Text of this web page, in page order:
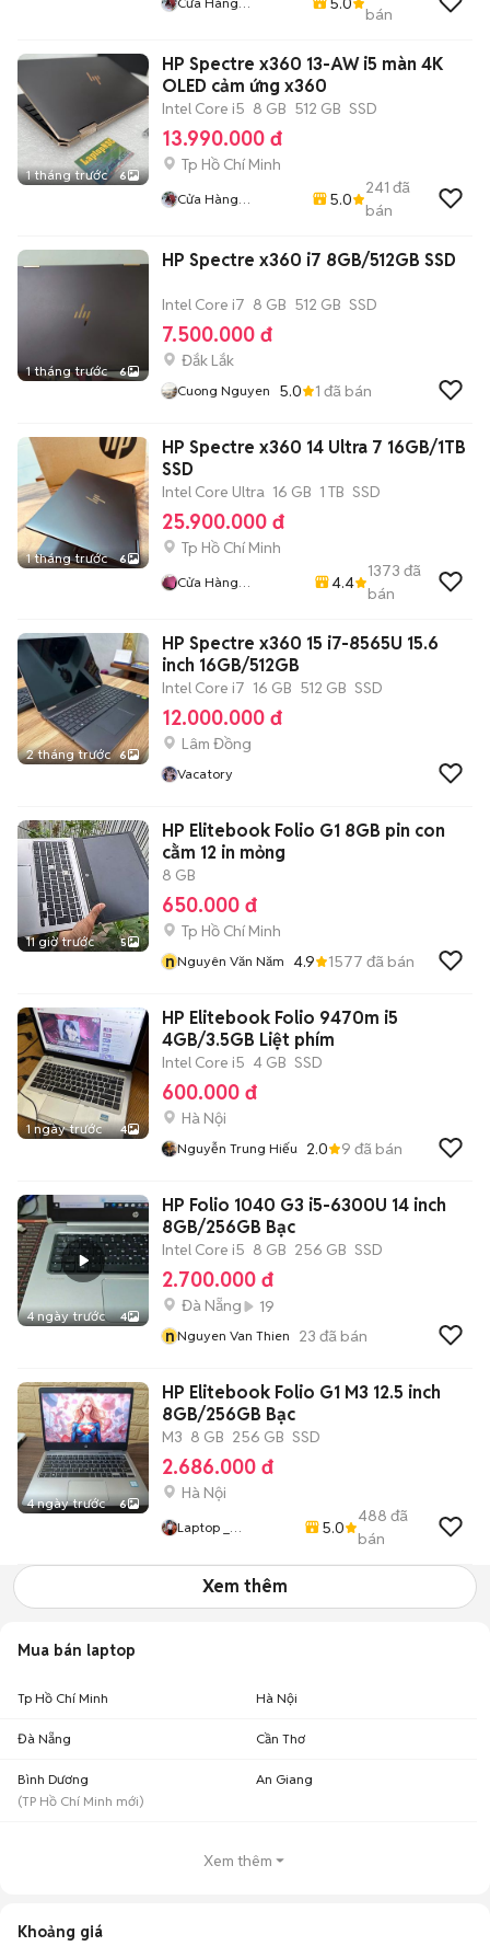
bán
1 tháng trước 6
HP Spectre x360 13-AW i5 màn 4K
OLED cảm ứng x360
Intel Core i5 8 GB 512 GB SSD
13.990.000 đ
Tp Hồ Chí Minh
Cửa Hàng
5.0
241 đã
bán
1 tháng trước 6
HP Spectre x360 i7 8GB/512GB SSD
Intel Core i7 8 GB 512 GB SSD
7.500.000 đ
Đắk Lắk
Cuong Nguyen 5.0 1 đã bán
1 tháng trước 6
HP Spectre x360 14 Ultra 7 16GB/1TB
SSD
Intel Core Ultra 16 GB 1 TB SSD
25.900.000 đ
Tp Hồ Chí Minh
Cửa Hàng
4.4
1373 đã
bán
2 tháng trước 6
HP Spectre x360 15 i7-8565U 15.6
inch 16GB/512GB
Intel Core i7 16 GB 512 GB SSD
12.000.000 đ
Lâm Đồng
Vacatory
11 giờ trước 5
HP Elitebook Folio G1 8GB pin con
cằm 12 in mỏng
8 GB
650.000 đ
Tp Hồ Chí Minh
nNguyên Văn Năm 4.9 1577 đã bán
1 ngày trước 4
HP Elitebook Folio 9470m i5
4GB/3.5GB Liệt phím
Intel Core i5 4 GB SSD
600.000 đ
Hà Nội
Nguyễn Trung Hiếu 2.0 9 đã bán
4 ngày trước 4
HP Folio 1040 G3 i5-6300U 14 inch
8GB/256GB Bạc
Intel Core i5 8 GB 256 GB SSD
2.700.000 đ
Đà Nẵng
19
nNguyen Van Thien 23 đã bán
4 ngày trước 6
HP Elitebook Folio G1 M3 12.5 inch
8GB/256GB Bạc
M3 8 GB 256 GB SSD
2.686.000 đ
Hà Nội
Laptop _
5.0
488 đã
bán
Xem thêm
Mua bán laptop
Tp Hồ Chí Minh Hà Nội
Đà Nẵng Cần Thơ
Bình Dương
(TP Hồ Chí Minh mới)
An Giang
Xem thêm
Khoảng giá